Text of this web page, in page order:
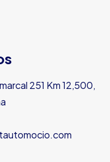
251 Km 12,500,